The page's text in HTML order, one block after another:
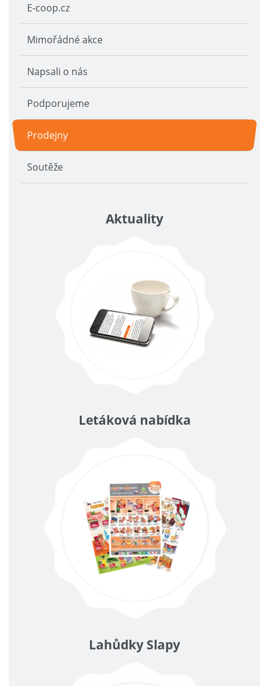
E-coop.cz
Mimořádné akce
Napsali o nás
Podporujeme
Prodejny
Soutěže
Aktuality
Letáková nabídka
Lahůdky Slapy